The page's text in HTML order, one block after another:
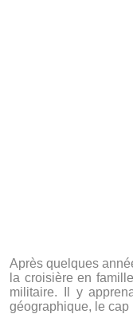
Après quelques
la croisière en
militaire. Il y
géographique, le